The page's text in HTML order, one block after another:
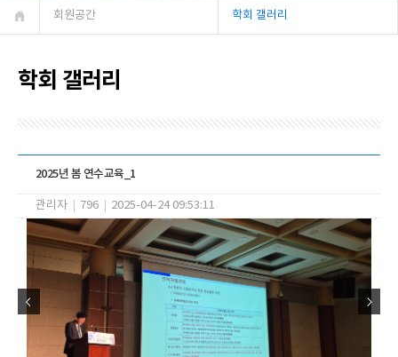
회원공간 학회 갤러리
학회 갤러리
2025년 봄 연수교육_1
관리자 796 2025-04-24 09:53:11